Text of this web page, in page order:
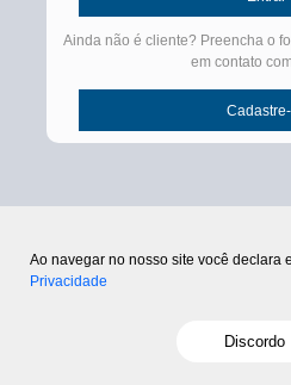
Ainda não é cliente? Preencha o
em contato
Ao navegar no nosso site você declara
Privacidade